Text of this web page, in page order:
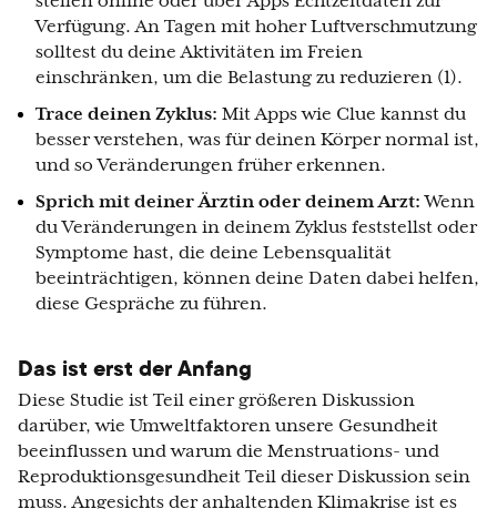
Verfügung. An Tagen mit hoher Luftverschmutzung
solltest du deine Aktivitäten im Freien
einschränken, um die Belastung zu reduzieren (1).
Trace deinen Zyklus: Mit Apps wie Clue kannst du
besser verstehen, was für deinen Körper normal ist,
und so Veränderungen früher erkennen.
Sprich mit deiner Ärztin oder deinem Arzt:Wenn
du Veränderungen in deinem Zyklus feststellst oder
Symptome hast, die deine Lebensqualität
beeinträchtigen, können deine Daten dabei helfen,
diese Gespräche zu führen.
Das ist erst der Anfang
Diese Studie ist Teil einer größeren Diskussion
darüber, wie Umweltfaktoren unsere Gesundheit
beeinflussen und warum die Menstruations- und
Reproduktionsgesundheit Teil dieser Diskussion sein
muss. Angesichts der anhaltenden Klimakrise ist es